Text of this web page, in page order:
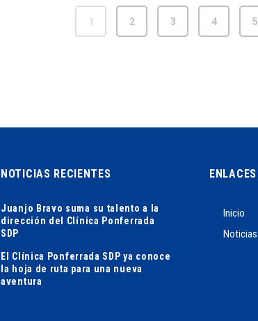
1 2 3 4 5
NOTICIAS RECIENTES
Juanjo Bravo suma su talento a la
dirección del Clínica Ponferrada
SDP
El Clínica Ponferrada SDP ya conoce
la hoja de ruta para una nueva
aventura
ENLACES
Inicio
Noticias